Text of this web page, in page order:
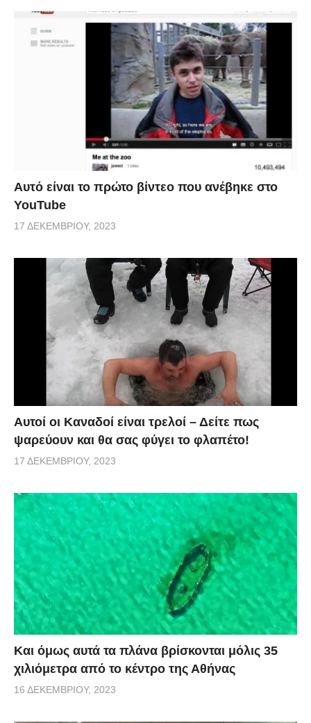
Αυτό είναι το πρώτο βίντεο που ανέβηκε στο
YouTube
17 ΔΕΚΕΜΒΡΊΟΥ, 2023
Αυτοί οι Καναδοί είναι τρελοί – Δείτε πως
ψαρεύουν και θα σας φύγει το φλαπέτο!
17 ΔΕΚΕΜΒΡΊΟΥ, 2023
Και όμως αυτά τα πλάνα βρίσκονται μόλις 35
χιλιόμετρα από το κέντρο της Αθήνας
16 ΔΕΚΕΜΒΡΊΟΥ, 2023